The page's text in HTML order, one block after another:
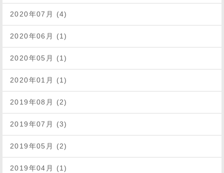
2020年07月 (4)
2020年06月 (1)
2020年05月 (1)
2020年01月 (1)
2019年08月 (2)
2019年07月 (3)
2019年05月 (2)
2019年04月 (1)